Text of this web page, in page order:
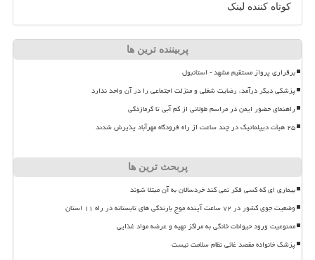
کوتاه کننده لینک
پربیننده ترین ها
برقراری پرواز مستقیم مشهد - استانبول
پزشکی دیگر درآمد، رضایت شغلی و منزلت اجتماعی را در آن واحد ندارد
راهنمای حضور ایمن در مراسم طولانی از کم آبی تا گرمازدگی
۲۵ هیأت دیپلماتیک در چند ساعت از راه فرودگاه مهرآباد پذیرش شدند
پربحث ترین ها
بیماری ای که کسی فکر نمی کند خردسالان به آن مبتلا شوند
وضعیت جوی کشور در ۷۲ ساعت آینده موج بارندگی های تابستانه در راه ۱۱ استان
ممنوعیت ورود حیوانات خانگی به مراکز تهیه و عرضه مواد غذایی
پزشک خانواده مقصد غائی نظام سلامت نیست